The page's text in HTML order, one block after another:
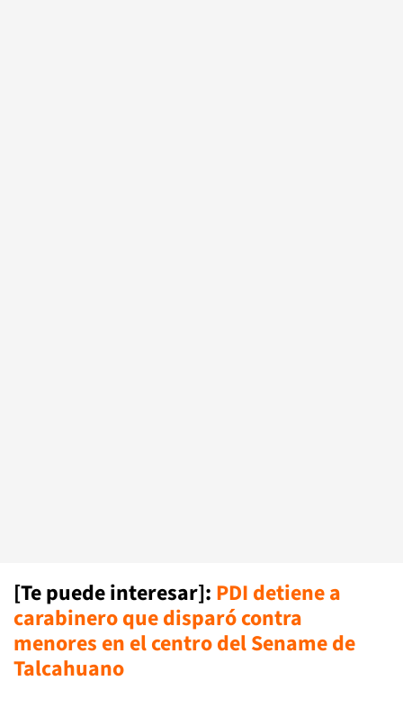
[Te puede interesar]: PDI detiene a
carabinero que disparó contra
menores en el centro del Sename de
Talcahuano